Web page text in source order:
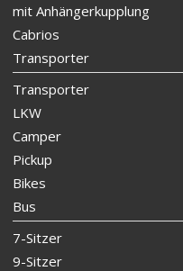
mit Anhängerkupplung
Cabrios
Transporter
Transporter
LKW
Camper
Pickup
Bikes
Bus
7-Sitzer
9-Sitzer